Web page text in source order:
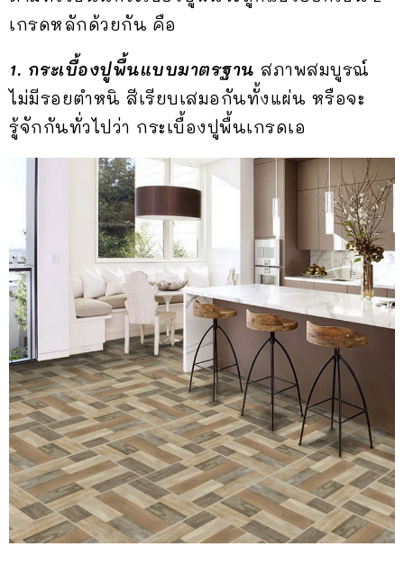
เกรดหลักด้วยกัน คือ
1. กระเบื้องปูพื้นแบบมาตรฐาน สภาพสมบูรณ์
ไม่มีรอยตำหนิ สีเรียบเสมอกันทั้งแผ่น หรือจะ
รู้จักกันทั่วไปว่า กระเบื้องปูพื้นเกรดเอ